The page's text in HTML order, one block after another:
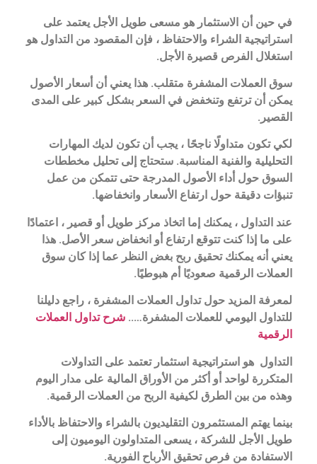
في حين أن الاستثمار هو مسعى طويل الأجل يعتمد على
استراتيجية الشراء والاحتفاظ ، فإن المقصود من التداول هو
استغلال الفرص قصيرة الأجل.
سوق العملات المشفرة متقلب. هذا يعني أن أسعار الأصول
يمكن أن ترتفع وتنخفض في السعر بشكل كبير على المدى
القصير.
لكي تكون متداولًا ناجحًا ، يجب أن تكون لديك المهارات
التحليلية والفنية المناسبة. ستحتاج إلى تحليل مخططات
السوق حول أداء الأصول المدرجة حتى تتمكن من عمل
تنبؤات دقيقة حول ارتفاع الأسعار وانخفاضها.
عند التداول ، يمكنك إما اتخاذ مركز طويل أو قصير ، اعتمادًا
على ما إذا كنت تتوقع ارتفاع أو انخفاض سعر الأصل. هذا
يعني أنه يمكنك تحقيق ربح بغض النظر عما إذا كان سوق
العملات الرقمية صعوديًا أم هبوطيًا.
لمعرفة المزيد حول تداول العملات المشفرة ، راجع دليلنا
للتداول اليومي للعملات المشفرة….. شرح تداول العملات
الرقمية
التداول هو استراتيجية استثمار تعتمد على التداولات
المتكررة لواحد أو أكثر من الأوراق المالية على مدار اليوم
وهذه من بين الطرق لكيفية الربح من العملات الرقمية.
بينما يهتم المستثمرون التقليديون بالشراء والاحتفاظ بالأداء
طويل الأجل للشركة ، يسعى المتداولون اليوميون إلى
الاستفادة من فرص تحقيق الأرباح الفورية.